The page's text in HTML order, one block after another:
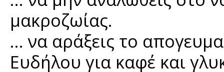
μακροζωίας.
… να αράξεις το
Ευδήλου για καφέ και